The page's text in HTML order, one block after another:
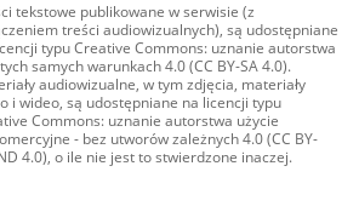
tekstowe publikowane w serwisie (z
treści audiowizualnych), są udostępniane
typu Creative Commons: uznanie autorstwa
samych warunkach 4.0 (CC BY-SA 4.0).
audiowizualne, w tym zdjęcia, materiały
i wideo, są udostępniane na licencji typu
Commons: uznanie autorstwa użycie
- bez utworów zależnych 4.0 (CC BY-
4.0), o ile nie jest to stwierdzone inaczej.